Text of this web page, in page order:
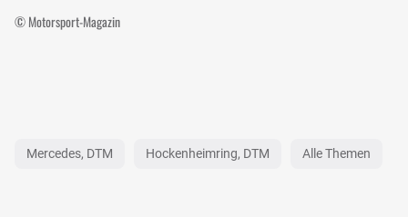
© Motorsport-Magazin
Mercedes, DTM Hockenheimring, DTM Alle Themen